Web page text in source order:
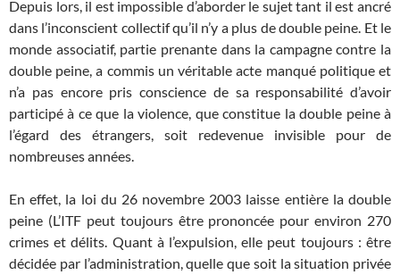
Depuis lors, il est impossible d’aborder le sujet tant il est ancré
dans l’inconscient collectif qu’il n’y a plus de double peine. Et le
monde associatif, partie prenante dans la campagne contre la
double peine, a commis un véritable acte manqué politique et
n’a pas encore pris conscience de sa responsabilité d’avoir
participé à ce que la violence, que constitue la double peine à
l’égard des étrangers, soit redevenue invisible pour de
nombreuses années.
En effet, la loi du 26 novembre 2003 laisse entière la double
peine (L’ITF peut toujours être prononcée pour environ 270
crimes et délits. Quant à l’expulsion, elle peut toujours : être
décidée par l’administration, quelle que soit la situation privée